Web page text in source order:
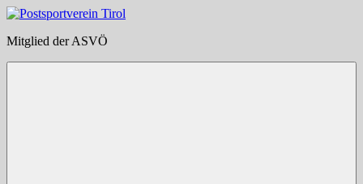
Zum
springen
Postsportverein
Mitglied der ASVÖ